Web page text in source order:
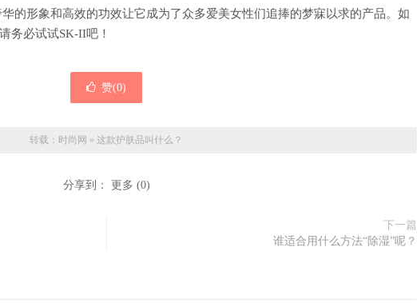
的形象和高效的功效让它成为了众多爱美女性们追捧的梦寐以求的产品。如
务必试试SK-II吧！
赞(0)
转载： 时尚网 » 这款护肤品叫什么？
分享到： 更多 (0)
下一篇
谁适合用什么方法“除湿”呢？